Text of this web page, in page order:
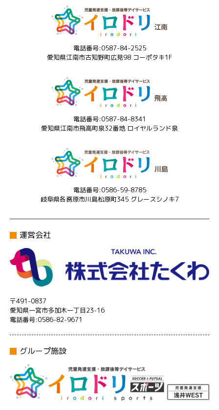
電話番号:0587-84-2525
愛知県江南市古知野町広見98 コーポタキ1F
電話番号:0587-84-8341
愛知県江南市飛高町泉32番地 ロイヤルランド泉
電話番号:0586-59-8785
岐阜県各務原市川島松原町345 グレースシノキ7
運営会社
〒491-0837
愛知県一宮市多加木一丁目23-16
電話番号:0586-82-9671
グループ施設